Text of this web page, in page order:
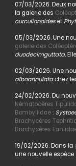
07/03/2026. Deux
la galerie des
curculionoideset
05/03/2026. Une
galerie des
duodecimguttata.
02/03/2026. Une
alboannulatachez
24/02/2026. Du
Nématocères
Bombyliidae:
Brachycères
Brachycères
19/02/2026. Dans la
une nouvelle espèce